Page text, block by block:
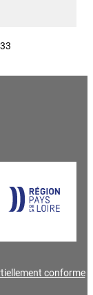
conforme